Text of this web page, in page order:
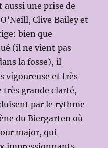
aussi une prise de
Clive Bailey et
bien que
(il ne vient pas
la fosse), il
vigoureuse et très
très grande clarté,
par le rythme
du Biergarten où
major, qui